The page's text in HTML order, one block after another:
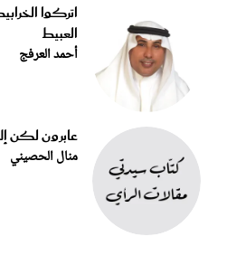
اتركوا
العبيط
أحمد العرفج
عابرون لكن
منال الحصيني